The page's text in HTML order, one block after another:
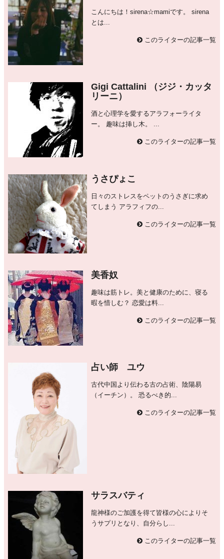
こんにちは！sirena☆mamiです。 sirena
とは...
このライターの記事一覧
Gigi Cattalini （ジジ・カッタ
リーニ）
酒と心理学を愛するアラフォーライタ
ー。 趣味は挿し木。 ...
このライターの記事一覧
うさぴょこ
日々のストレスをペットのうさぎに求め
てしまう アラフィフの...
このライターの記事一覧
美香奴
趣味は筋トレ。美と健康のために、寝る
暇を惜しむ？ 恋愛は料...
このライターの記事一覧
占い師 ユウ
古代中国より伝わる古の占術、陰陽易
（イーチン）。 恐るべき的...
このライターの記事一覧
サラスバティ
龍神様のご加護を得て皆様の心によりそ
うサプリとなり、自分らし...
このライターの記事一覧